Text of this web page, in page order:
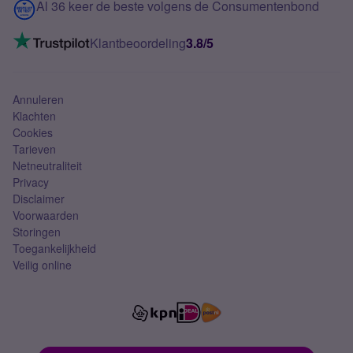
Mobiel internet
Mobiel abonnement
Contact
VoLTE 4G bellen
Al 36 keer de beste volgens de Consumentenbond
Klantbeoordeling3.8/5
Annuleren
Klachten
Cookies
Tarieven
Netneutraliteit
Privacy
Disclaimer
Voorwaarden
Storingen
Toegankelijkheid
Veilig online